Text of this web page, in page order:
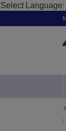
Select Language